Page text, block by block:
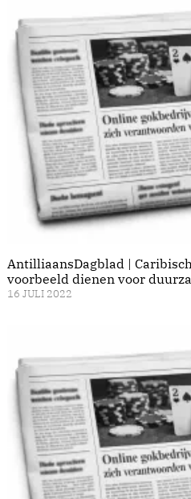
AntilliaansDagblad |
voorbeeld dienen voor
16 JULI 2022